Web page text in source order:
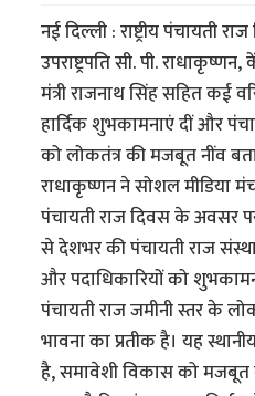
नई दिल्ली : राष्ट्रीय पंचायती
उपराष्ट्रपति सी. पी.
मंत्री राजनाथ सिंह सहित कई
हार्दिक शुभकामनाएं दीं और
को लोकतंत्र की मजबूत नींव
राधाकृष्णन ने सोशल मीडिया
पंचायती राज दिवस के अवसर
से देशभर की पंचायती राज
और पदाधिकारियों को
पंचायती राज जमीनी स्तर के
भावना का प्रतीक है। यह
है, समावेशी विकास को मजबूत